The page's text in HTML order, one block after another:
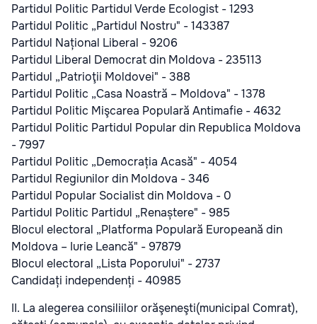
Partidul Politic Partidul Verde Ecologist - 1293
Partidul Politic „Partidul Nostru" - 143387
Partidul Național Liberal - 9206
Partidul Liberal Democrat din Moldova - 235113
Partidul „Patrioţii Moldovei" - 388
Partidul Politic „Casa Noastră – Moldova" - 1378
Partidul Politic Mişcarea Populară Antimafie - 4632
Partidul Politic Partidul Popular din Republica Moldova
- 7997
Partidul Politic „Democrația Acasă" - 4054
Partidul Regiunilor din Moldova - 346
Partidul Popular Socialist din Moldova - 0
Partidul Politic Partidul „Renaștere" - 985
Blocul electoral „Platforma Populară Europeană din
Moldova – Iurie Leancă" - 97879
Blocul electoral „Lista Poporului" - 2737
Candidați independenți - 40985
II. La alegerea consiliilor orăşeneşti(municipal Comrat),